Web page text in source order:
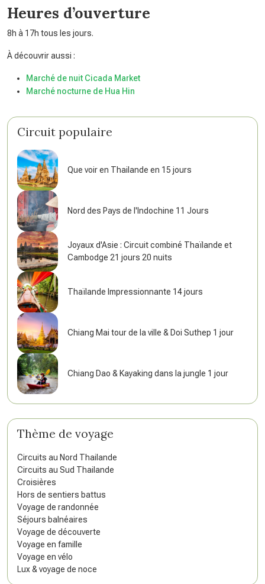
Heures d’ouverture
8h à 17h tous les jours.
À découvrir aussi :
Marché de nuit Cicada Market
Marché nocturne de Hua Hin
Circuit populaire
Que voir en Thailande en 15 jours
Nord des Pays de l'Indochine 11 Jours
Joyaux d'Asie : Circuit combiné Thaïlande et
Cambodge 21 jours 20 nuits
Thaïlande Impressionnante 14 jours
Chiang Mai tour de la ville & Doi Suthep 1 jour
Chiang Dao & Kayaking dans la jungle 1 jour
Thème de voyage
Circuits au Nord Thailande
Circuits au Sud Thailande
Croisières
Hors de sentiers battus
Voyage de randonnée
Séjours balnéaires
Voyage de découverte
Voyage en famille
Voyage en vélo
Lux & voyage de noce